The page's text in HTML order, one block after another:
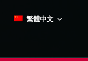
繁體中文